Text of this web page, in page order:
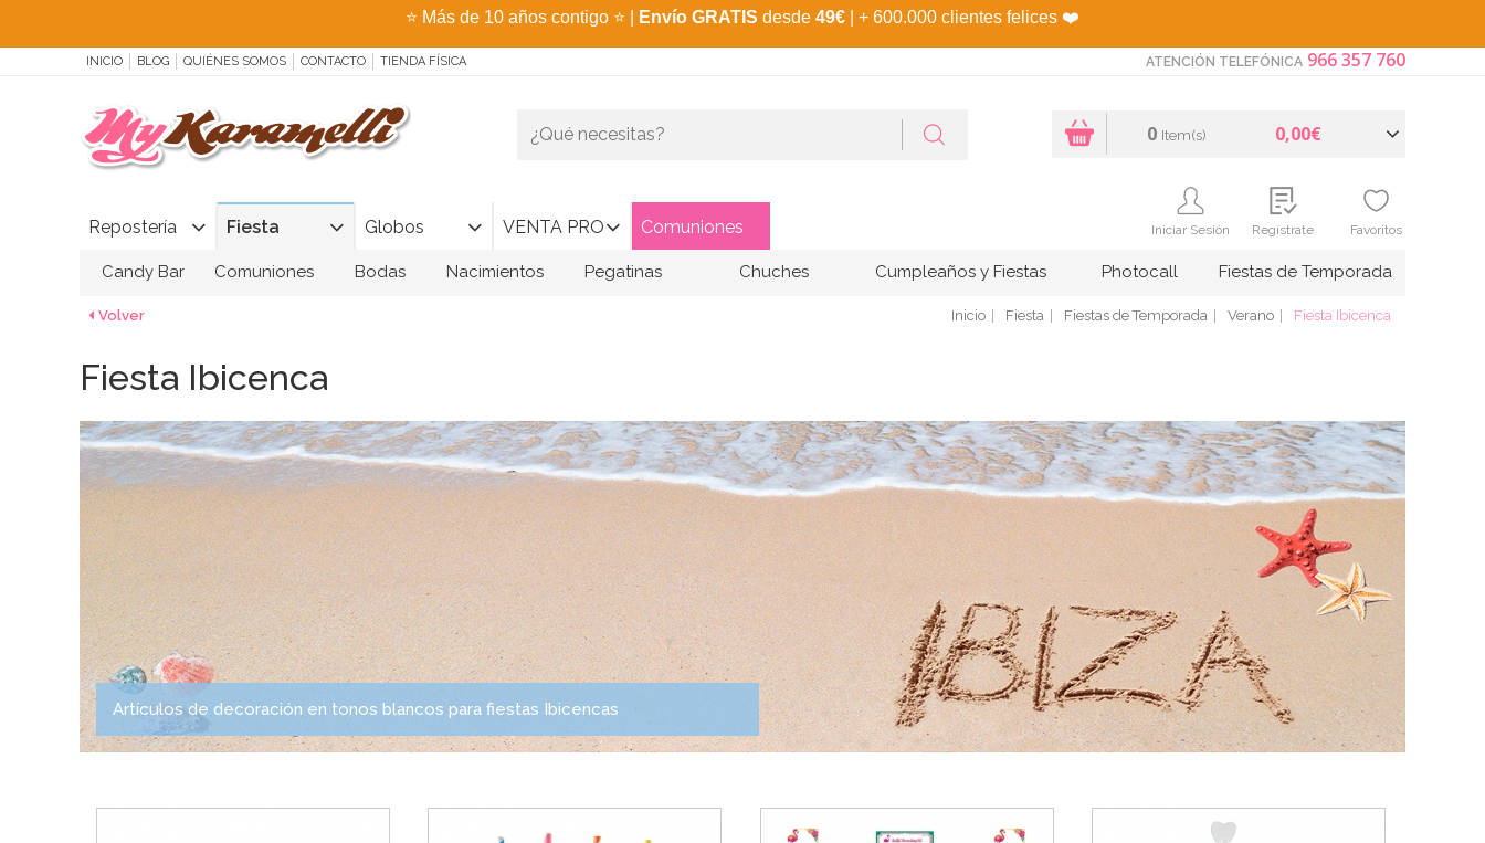
⭐ Más de 10 años contigo ⭐ Envío GRATIS desde 49€ | + 600.000 clientes felices ❤️
INICIO BLOG QUIÉNES SOMOS CONTACTO TIENDA FÍSICA ATENCIÓN TELEFÓNICA 966 357 760
Repostería Fiesta Globos VENTA PRO Comuniones
0 Item(s) 0,00€
Iniciar Sesión Regístrate Favoritos
Candy Bar Comuniones Bodas Nacimientos Pegatinas Chuches Cumpleaños y Fiestas Photocall Fiestas de Temporada
Volver Inicio Fiesta Fiestas de Temporada Verano Fiesta Ibicenca
Fiesta Ibicenca
Artículos de decoración en tonos blancos para fiestas Ibicencas